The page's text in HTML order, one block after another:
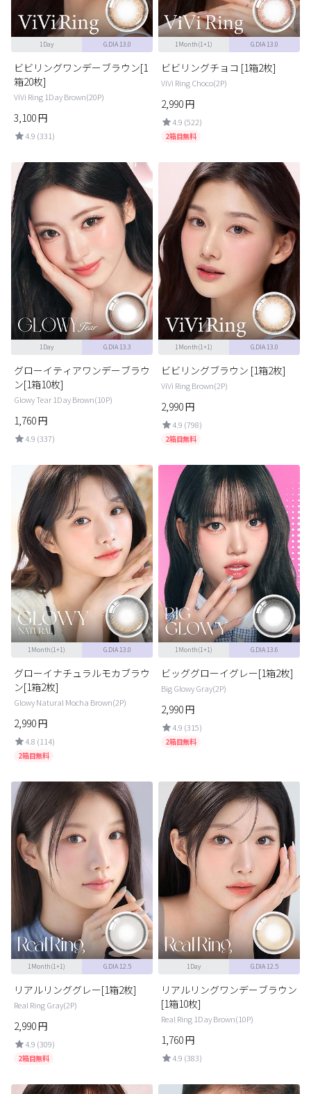
1Day G.DIA 13.0
ビビリングワンデーブラウン[1
箱20枚]
ViVi Ring 1Day Brown(20P)
3,100円
4.9 (331)
1Month(1+1) G.DIA 13.0
ビビリングチョコ [1箱2枚]
ViVi Ring Choco(2P)
2,990円
4.9 (522)
2箱目無料
1Day G.DIA 13.3
グローイティアワンデーブラウ
ン[1箱10枚]
Glowy Tear 1Day Brown(10P)
1,760円
4.9 (337)
1Month(1+1) G.DIA 13.0
ビビリングブラウン [1箱2枚]
ViVi Ring Brown(2P)
2,990円
4.9 (798)
2箱目無料
1Month(1+1) G.DIA 13.0
グローイナチュラルモカブラウ
ン[1箱2枚]
Glowy Natural Mocha Brown(2P)
2,990円
4.8 (114)
2箱目無料
1Month(1+1) G.DIA 13.6
ビッググローイグレー[1箱2枚]
Big Glowy Gray(2P)
2,990円
4.9 (315)
2箱目無料
1Month(1+1) G.DIA 12.5
リアルリンググレー[1箱2枚]
Real Ring Gray(2P)
2,990円
4.9 (309)
2箱目無料
1Day G.DIA 12.5
リアルリングワンデーブラウン
[1箱10枚]
Real Ring 1Day Brown(10P)
1,760円
4.9 (383)